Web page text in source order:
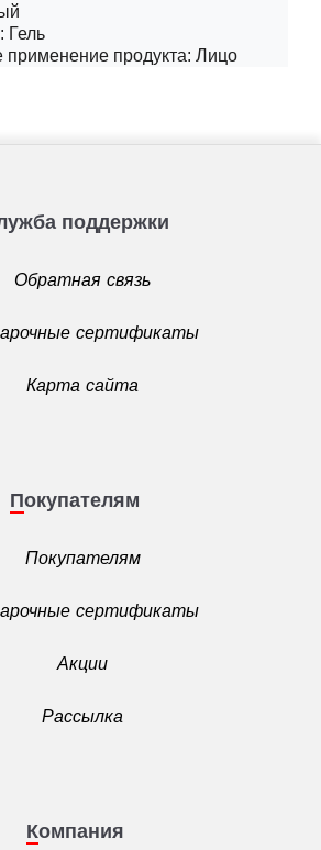
Гель
применение продукта: Лицо
поддержки
Обратная связь
сертификаты
Карта сайта
Покупателям
Покупателям
сертификаты
Акции
Рассылка
Компания